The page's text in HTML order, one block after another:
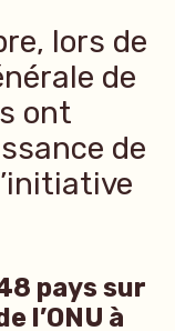
lors de
de
ont
de
pays sur
l’ONU à